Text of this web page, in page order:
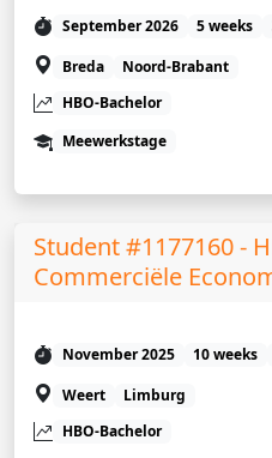
September 2026 5 weeks
Breda
Noord-Brabant
HBO-Bachelor
Meewerkstage
Student #1177160 -
Commerciële
November 2025 10 weeks
Weert
Limburg
HBO-Bachelor